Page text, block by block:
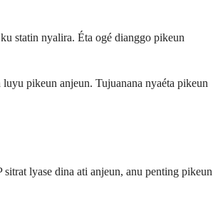
statin nyalira. Éta ogé dianggo pikeun
pikeun anjeun. Tujuanana nyaéta pikeun
lyase dina ati anjeun, anu penting pikeun